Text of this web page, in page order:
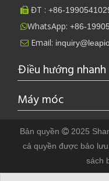
 ĐT : +86-
WhatsApp: +86-
 Email:
Điều hướng nhanh
Máy móc
Bản quyền  2025
cả quyền được bảo
sách